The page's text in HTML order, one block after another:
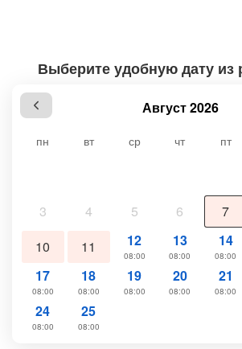
Выберите удобную дату из
Август 2026
пн вт ср чт пт
3
4 5 6 7
10
11 12
08:00
13
08:00
14
08:00
17
08:00
18
08:00
19
08:00
20
08:00
21
08:00
24
08:00
25
08:00